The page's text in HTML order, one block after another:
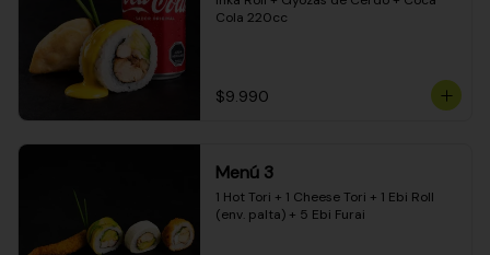
Cola 220cc
$9.990
Menú 3
1 Hot Tori + 1 Cheese Tori + 1 Ebi Roll
(env. palta) + 5 Ebi Furai